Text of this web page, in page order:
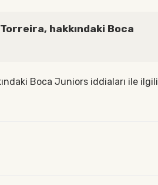
hakkındaki Boca
Boca Juniors iddiaları ile ilgili